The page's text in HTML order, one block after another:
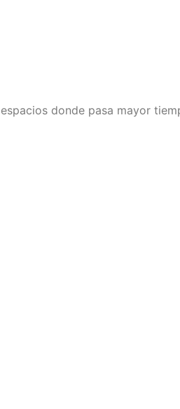
donde pasa mayor